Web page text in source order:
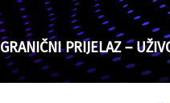
GRANIČNI PRIJELAZ –